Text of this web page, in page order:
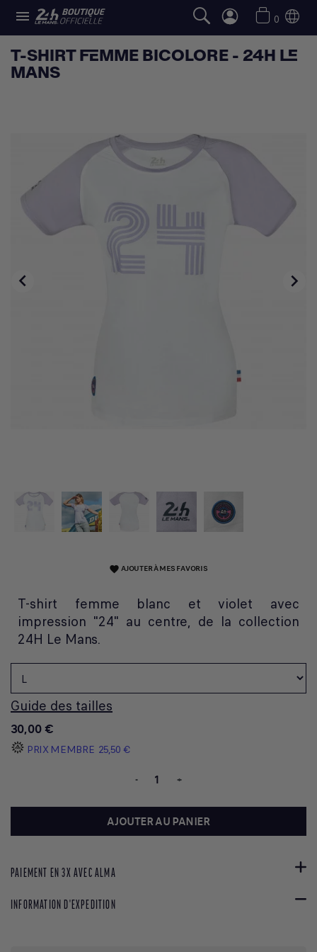
 0
T-SHIRT FEMME BICOLORE - 24H LE
MANS
 
favorite AJOUTER À MES FAVORIS
T-shirt femme blanc et violet avec
impression "24" au centre, de la collection
24H Le Mans.
Guide des tailles
30,00 €
PRIX MEMBRE 25,50 €
- +
AJOUTER AU PANIER
PAIEMENT EN 3X AVEC ALMA
INFORMATION D'EXPEDITION